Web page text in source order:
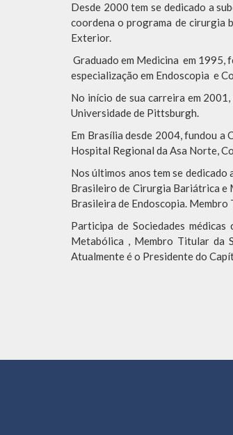
Desde 2000 tem se dedicado a
coordena o programa de cirurgia
Exterior.
Graduado em Medicina em 1995,
especialização em Endoscopia e
No início de sua carreira em
Universidade de Pittsburgh.
Em Brasília desde 2004, fundou
Hospital Regional da Asa Norte,
Nos últimos anos tem se
Brasileiro de Cirurgia Bariátrica e
Brasileira de Endoscopia.
Participa de Sociedades
Metabólica , Membro Titular da
Atualmente é o Presidente do